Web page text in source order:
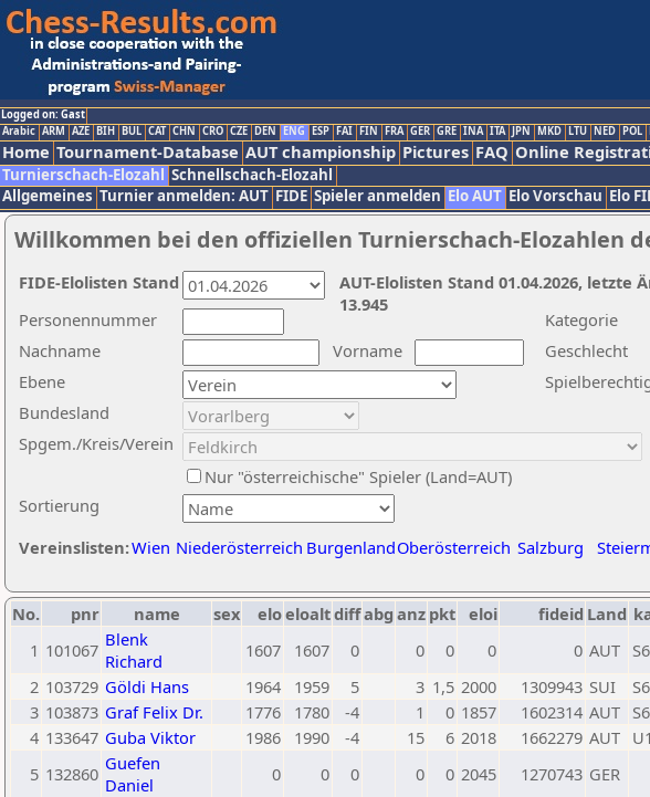
Logged on: Gast
Arabic ARM AZE BIH BUL CAT CHN CRO CZE DEN ENG ESP FAI FIN FRA GER GRE INA ITA JPN MKD LTU NED POL
Home Tournament-Database AUT championship Pictures FAQ Online
Turnierschach-Elozahl Schnellschach-Elozahl
Allgemeines Turnier anmelden: AUT FIDE Spieler anmelden Elo AUT Elo Vorschau Elo
Willkommen bei den offiziellen Turnierschach-Elozahlen
Nachname
Vorname
Ebene
Kategorie
Sortierung
Personennummer
Bundesland
Spgem./Kreis/Verein
Geschlecht
Nur "österreichische" Spieler (Land=AUT)
Vereinslisten:Wien Niederösterreich BurgenlandOberösterreich Salzburg
AUT-Elolisten Stand 01.04.2026, letzte
13.945
FIDE-Elolisten Stand
No. pnr name sex eloeloaltdiffabg anz pkt eloi fideid Land
1 101067 Blenk
Richard
1607 1607 0 0 0 0 0 AUT
2 103729 Göldi Hans 1964 1959 5 3 1,5 2000 1309943 SUI
3 103873 Graf Felix Dr. 1776 1780 -4 1 0 1857 1602314 AUT
4 133647 Guba Viktor 1986 1990 -4 15 6 2018 1662279 AUT
5 132860 Guefen
Daniel
0 0 0 0 0 2045 1270743 GER